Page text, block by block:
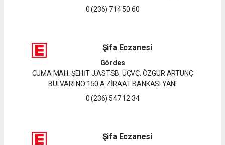
0 (236) 714 50 60
Şifa Eczanesi
Gördes
CUMA MAH. ŞEHİT J.ASTSB. ÜÇVÇ. ÖZGÜR ARTUNÇ
BULVARI NO:150 A ZİRAAT BANKASI YANI
0 (236) 547 12 34
Şifa Eczanesi